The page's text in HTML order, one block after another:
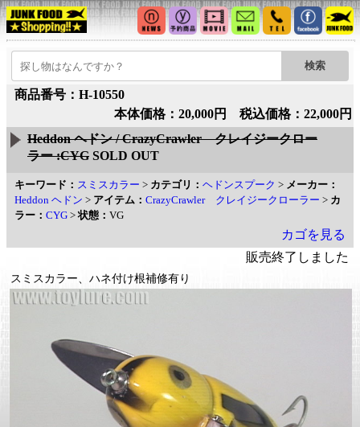
商品番号：H-10550
本体価格：20,000円 税込価格：22,000円
Heddon ヘドン / CrazyCrawler クレイジークロー
ラー :CYG SOLD OUT
キーワード： スミスカラー > カテゴリ： ヘドンスプーク > メーカー：
Heddon ヘドン > アイテム： CrazyCrawler クレイジークローラー > カ
ラー： CYG >状態： VG
カゴを見る
販売終了しました
スミスカラー、ハネ付け根補修有り